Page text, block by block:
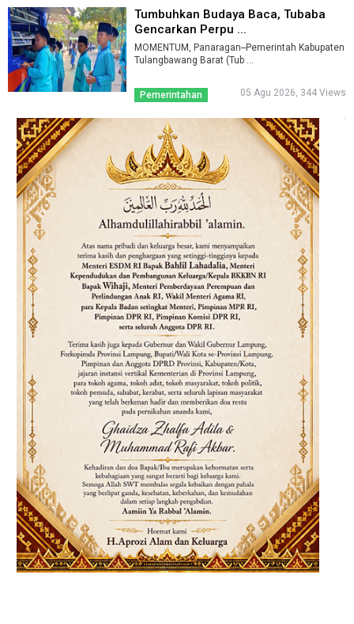
Tumbuhkan Budaya Baca, Tubaba
Gencarkan Perpu ...
MOMENTUM, Panaragan--Pemerintah Kabupaten
Tulangbawang Barat (Tub ...
Pemerintahan 05 Agu 2026, 344 Views